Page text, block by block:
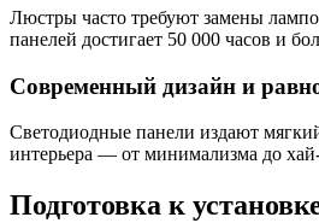
Люстры часто требуют замены
панелей достигает 50 000 часов и
Современный дизайн и
Светодиодные панели издают
интерьера — от минимализма до
Подготовка к